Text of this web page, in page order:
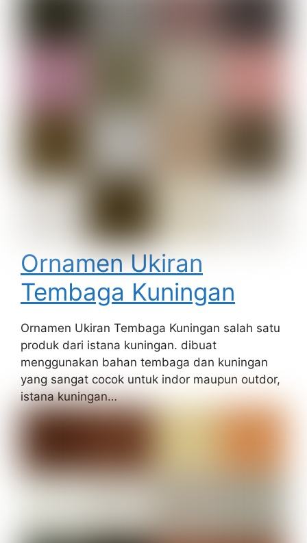
Ornamen Ukiran
Tembaga Kuningan
Ornamen Ukiran Tembaga Kuningan salah satu
produk dari istana kuningan. dibuat
menggunakan bahan tembaga dan kuningan
yang sangat cocok untuk indor maupun outdor,
istana kuningan…